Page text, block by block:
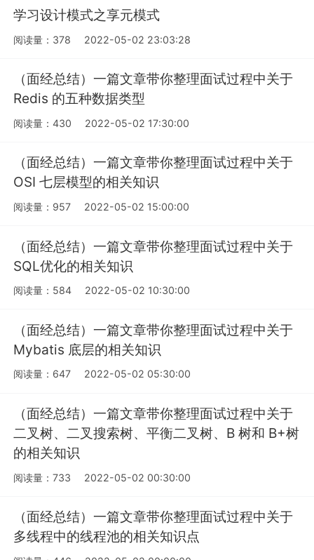
学习设计模式之享元模式
阅读量：378 2022-05-02 23:03:28
（面经总结）一篇文章带你整理面试过程中关于
Redis 的五种数据类型
阅读量：430 2022-05-02 17:30:00
（面经总结）一篇文章带你整理面试过程中关于
OSI 七层模型的相关知识
阅读量：957 2022-05-02 15:00:00
（面经总结）一篇文章带你整理面试过程中关于
SQL优化的相关知识
阅读量：584 2022-05-02 10:30:00
（面经总结）一篇文章带你整理面试过程中关于
Mybatis 底层的相关知识
阅读量：647 2022-05-02 05:30:00
（面经总结）一篇文章带你整理面试过程中关于
二叉树、二叉搜索树、平衡二叉树、B 树和 B+树
的相关知识
阅读量：733 2022-05-02 00:30:00
（面经总结）一篇文章带你整理面试过程中关于
多线程中的线程池的相关知识点